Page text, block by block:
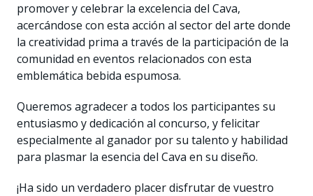
promover y celebrar la excelencia del Cava,
acercándose con esta acción al sector del arte donde
la creatividad prima a través de la participación de la
comunidad en eventos relacionados con esta
emblemática bebida espumosa.
Queremos agradecer a todos los participantes su
entusiasmo y dedicación al concurso, y felicitar
especialmente al ganador por su talento y habilidad
para plasmar la esencia del Cava en su diseño.
¡Ha sido un verdadero placer disfrutar de vuestro